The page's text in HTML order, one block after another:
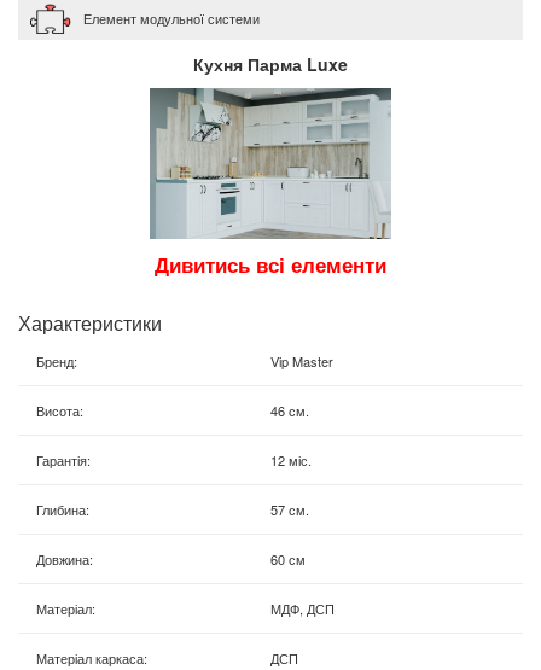
Елемент модульної системи
Кухня Парма Luxe
Дивитись всі елементи
Характеристики
Бренд: Vip Master
Висота: 46 см.
Гарантія: 12 міс.
Глибина: 57 см.
Довжина: 60 см
Матеріал: МДФ, ДСП
Матеріал каркаса: ДСП